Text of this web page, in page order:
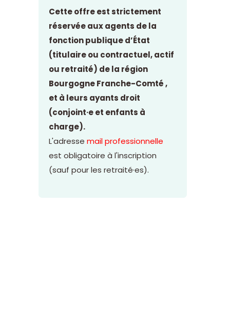
Cette offre est strictement
réservée aux agents de la
fonction publique d’État
(titulaire ou contractuel, actif
ou retraité) de la région
Bourgogne Franche-Comté ,
et à leurs ayants droit
(conjoint·e et enfants à
charge).
L'adresse mail professionnelle
est obligatoire à l'inscription
(sauf pour les retraité·es).